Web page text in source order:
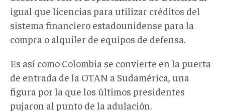
igual que licencias para utilizar créditos del
sistema financiero estadounidense para la
compra o alquiler de equipos de defensa.
Es así como Colombia se convierte en la puerta
de entrada de la OTAN a Sudamérica, una
figura por la que los últimos presidentes
pujaron al punto de la adulación.